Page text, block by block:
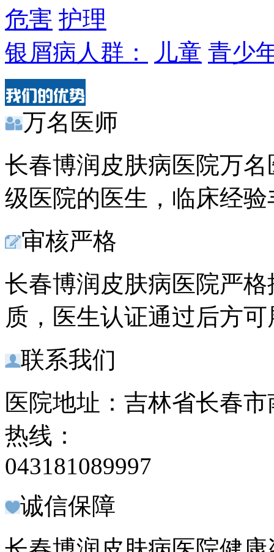
危害 护理
银屑病人群：
儿童 青少
万名医师
长春博润皮肤病医院万
级医院的医生，临床经验
审核严格
长春博润皮肤病医院严
质，医生认证通过后方
联系我们
医院地址：吉林省长春
热线：
043181089997
诚信保障